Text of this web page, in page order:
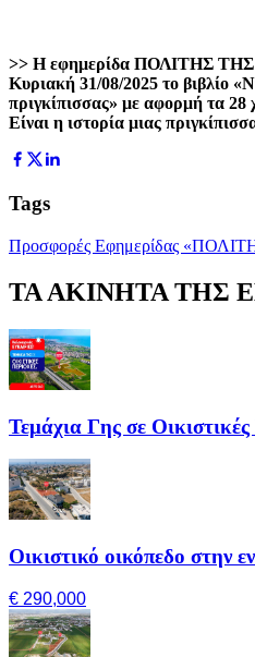
>> Η εφημερίδα ΠΟΛΙΤΗΣ
Κυριακή 31/08/2025 το βιβλίο
πριγκίπισσας» με αφορμή τα 28
Είναι η ιστορία μιας
Tags
Προσφορές Εφημερίδας
ΤΑ ΑΚΙΝΗΤΑ ΤΗΣ
Τεμάχια Γης σε Οικιστικές
Οικιστικό οικόπεδο στην
€ 290,000